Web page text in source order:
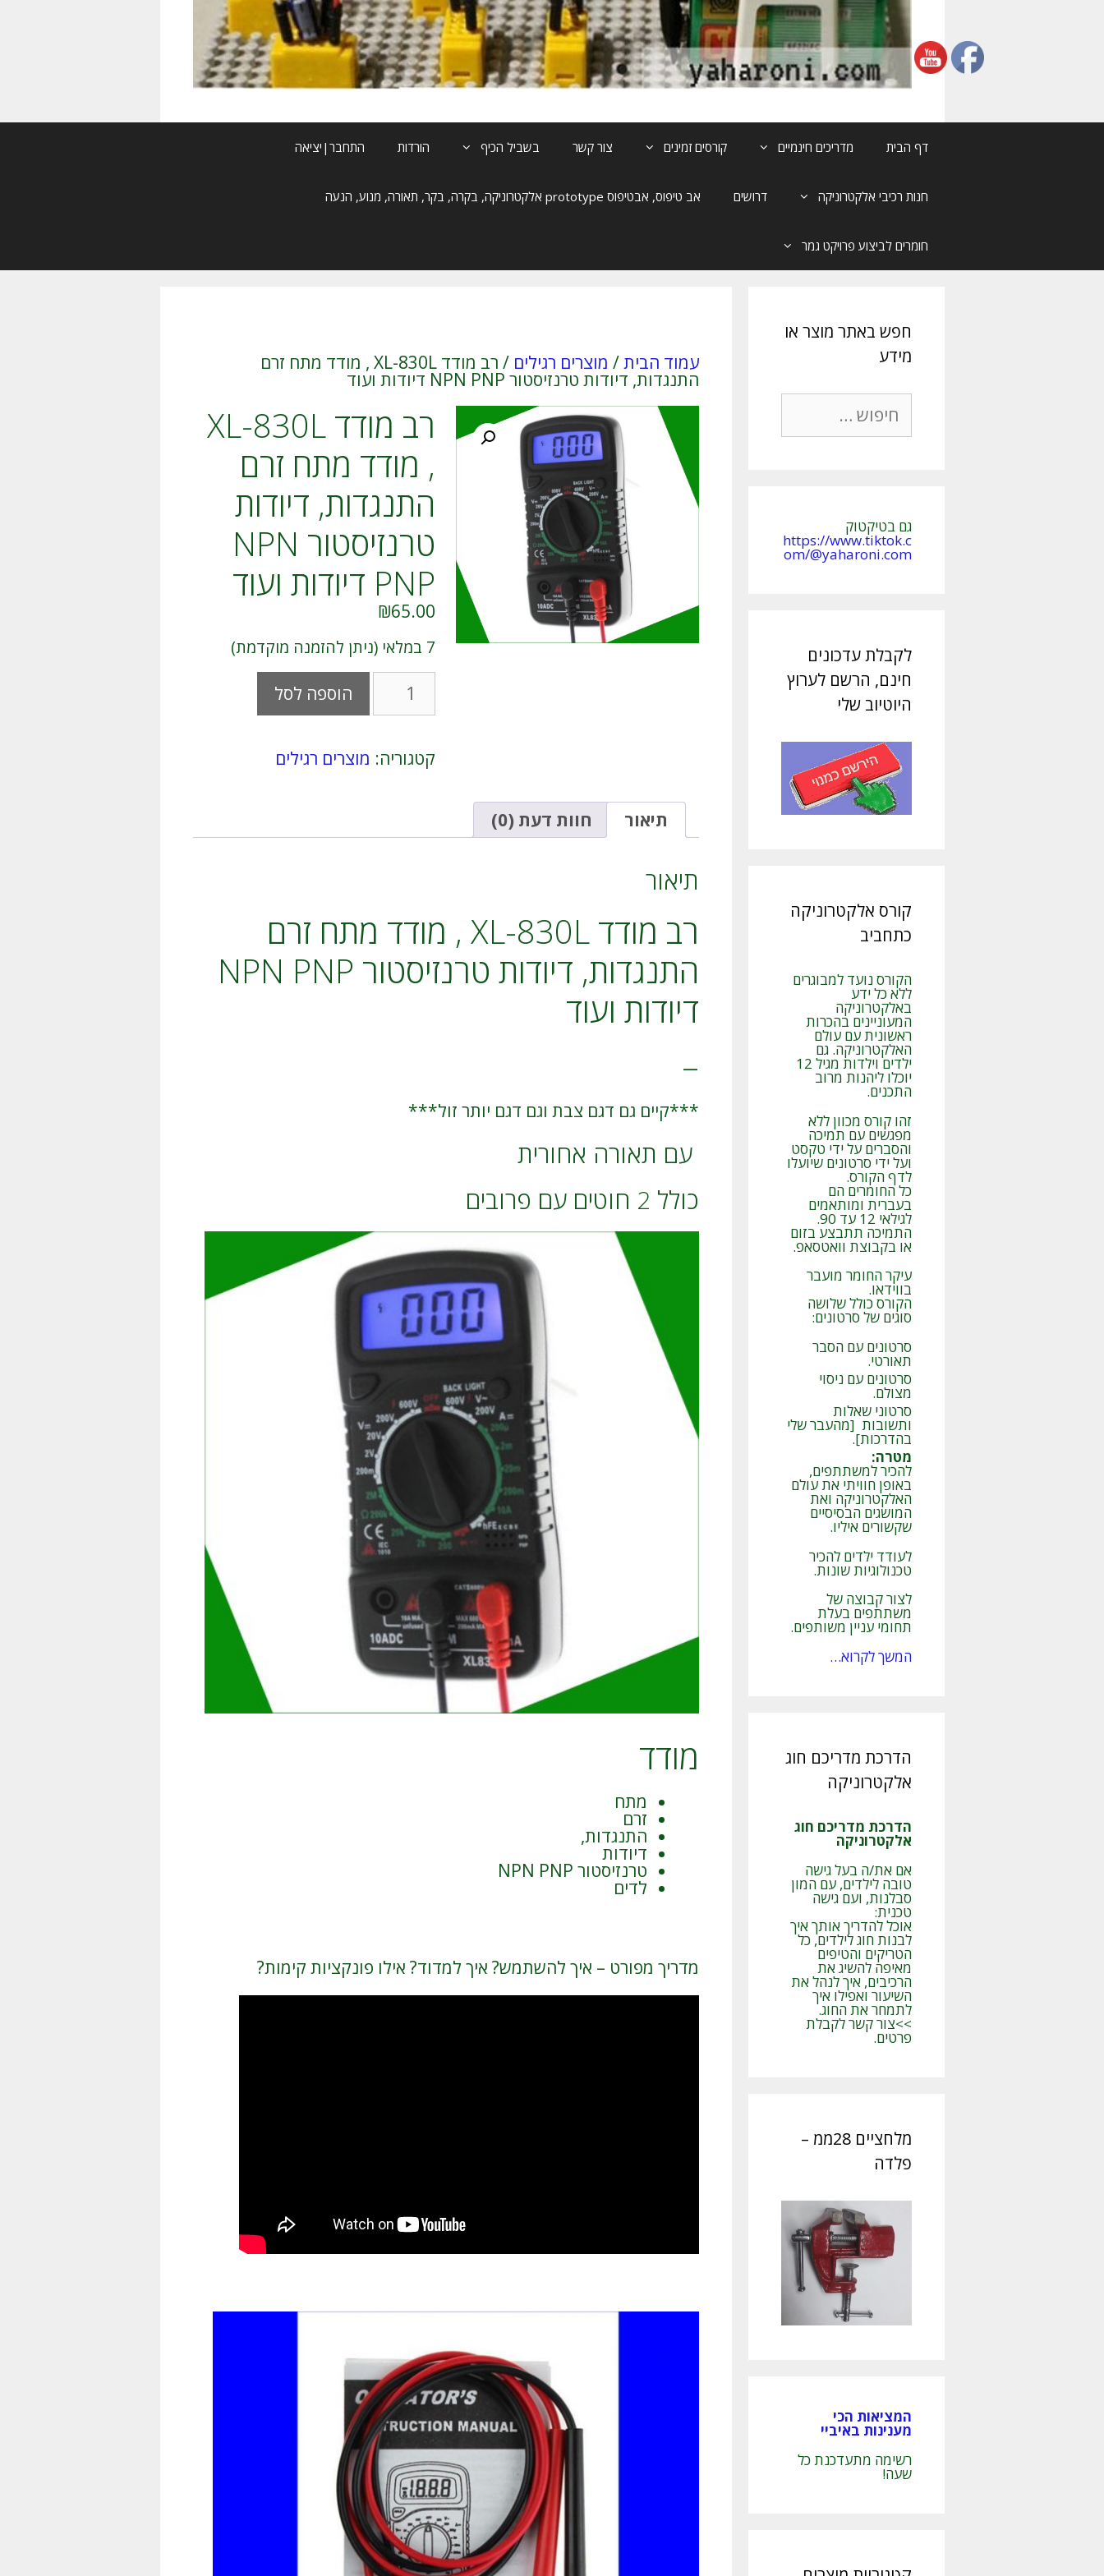
דף הבית מדריכים חינמיים קורסים זמינים צור קשר בשביל הכיף הורדות התחבר|יציאה
חנות רכיבי אלקטרוניקה דרושים אב טיפוס, אבטיפוס prototype אלקטרוניקה, בקרה, בקר, תאורה, מנוע, הנעה
חומרים לביצוע פרויקט גמר
עמוד הבית/ מוצרים רגילים / רב מודד XL-830L , מודד מתח זרם
התנגדות, דיודות טרנזיסטור NPN PNP דיודות ועוד
רב מודד XL-830L
, מודד מתח זרם
התנגדות, דיודות
טרנזיסטור NPN
PNP דיודות ועוד
₪65.00
7 במלאי (ניתן להזמנה מוקדמת)
כמות
רב
XL-
830L
זרם
PNP
דיודות
הוספה לסל
t
v
קטגוריה: מוצרים רגילים
תיאור חוות דעת (0)
תיאור
רב מודד XL-830L , מודד מתח זרם
התנגדות, דיודות טרנזיסטור NPN PNP
דיודות ועוד
–
***קיים גם דגם צבת וגם דגם יותר זול***
עם תאורה אחורית
כולל 2 חוטים עם פרובים
מודד
מתח
זרם
התנגדות,
דיודות
טרנזיסטור NPN PNP
לדים
מדריך מפורט – איך להשתמש? איך למדוד? אילו פונקציות קימות?
חפש באתר מוצר או
מידע
חיפוש:
גם בטיקטוק
https://www.tiktok.c
om/@yaharoni.com
לקבלת עדכונים
חינם, הרשם לערוץ
היוטיוב שלי
קורס אלקטרוניקה
כתחביב
הקורס נועד למבוגרים
ללא כל ידע
באלקטרוניקה
המעוניינים בהכרות
ראשונית עם עולם
האלקטרוניקה. גם
ילדים וילדות מגיל 12
יוכלו ליהנות מרוב
התכנים.
זהו קורס מכוון ללא
מפגשים עם תמיכה
והסברים על ידי טקסט
ועל ידי סרטונים שיועלו
לדף הקורס.
כל החומרים הם
בעברית ומותאמים
לגילאי 12 עד 90.
התמיכה תתבצע בזום
או בקבוצת וואטסאפ.
עיקר החומר מועבר
בווידאו.
הקורס כולל שלושה
סוגים של סרטונים:
סרטונים עם הסבר
תאורטי.
סרטונים עם ניסוי
מצולם.
סרטוני שאלות
ותשובות [מהעבר שלי
בהדרכות].
מטרה:
להכיר למשתתפים,
באופן חוויתי את עולם
האלקטרוניקה ואת
המושגים הבסיסיים
שקשורים איליו.
לעודד ילדים להכיר
טכנולוגיות שונות.
לצור קבוצה של
משתתפים בעלת
תחומי עניין משותפים.
המשך לקרוא…
הדרכת מדריכם חוג
אלקטרוניקה
הדרכת מדריכם חוג
אלקטרוניקה
אם את/ה בעל גישה
טובה לילדים, עם המון
סבלנות, ועם גישה
טכנית:
אוכל להדריך אותך איך
לבנות חוג לילדים, כל
הטריקים והטיפים
מאיפה להשיג את
הרכיבים, איך לנהל את
השיעור ואפילו איך
לתמחר את החוג.
>>צור קשר לקבלת
פרטים.
מלחציים 28ממ –
פלדה
המציאות הכי
מענינות באיביי
רשימה מתעדכנת כל
שעה!